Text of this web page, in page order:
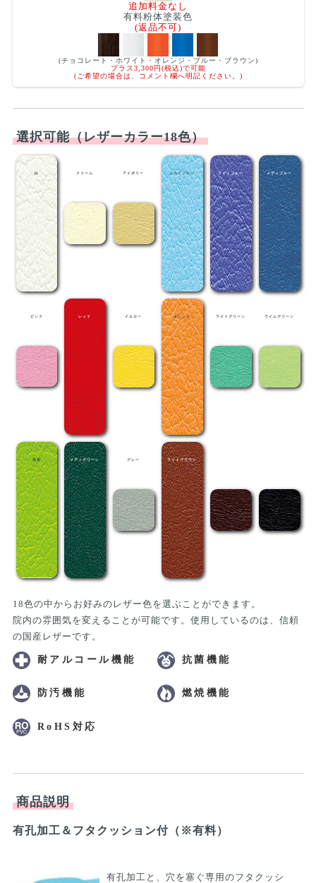
追加料金なし
有料粉体塗装色
(返品不可)
(チョコレート・ホワイト・オレンジ・ブルー・ブラウン)
プラス3,300円(税込)で可能
(ご希望の場合は、コメント欄へ明記ください。)
選択可能（レザーカラー18色）
白 クリーム アイボリー スカイブルー ライトブルー メディブルー
ピンク レッド イエロー オレンジ ライトグリーン ライムグリーン
抹茶 メディグリーン グレー ライトブラウン
18色の中からお好みのレザー色を選ぶことができます。
院内の雰囲気を変えることが可能です。使用しているのは、信頼
の国産レザーです。
耐アルコール機能 抗菌機能
防汚機能 燃焼機能
RoHS対応
商品説明
有孔加工＆フタクッション付（※有料）
有孔加工と、穴を塞ぐ専用のフタクッシ